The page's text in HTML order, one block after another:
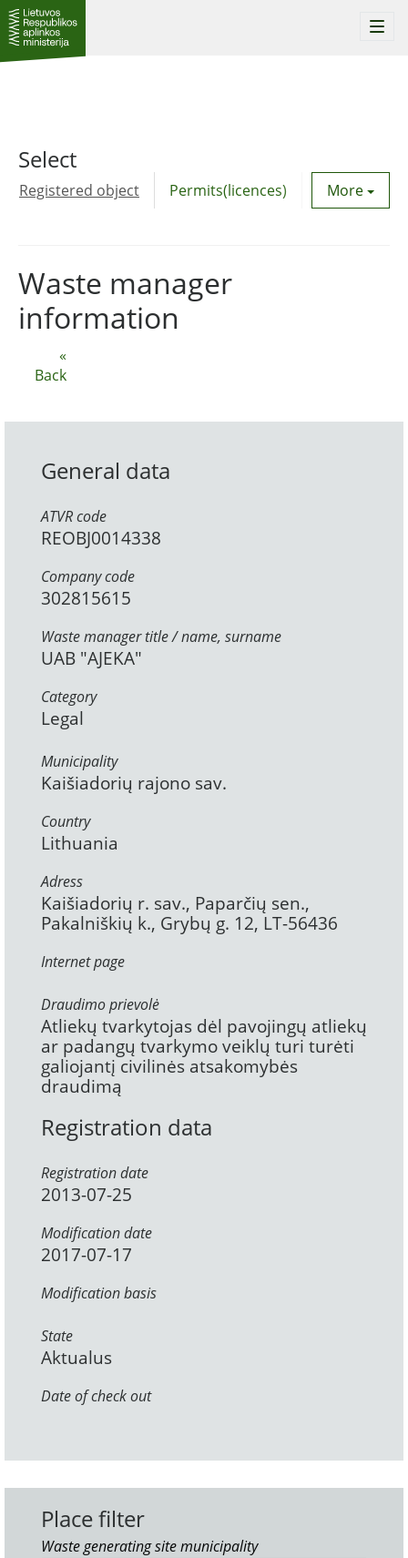
Select
Registered object Permits(licences) Utility
More
«
Back
Waste manager
information
General data
ATVR code
REOBJ0014338
Company code
302815615
Waste manager title / name, surname
UAB "AJEKA"
Category
Legal
Municipality
Kaišiadorių rajono sav.
Country
Lithuania
Adress
Kaišiadorių r. sav., Paparčių sen.,
Pakalniškių k., Grybų g. 12, LT-56436
Internet page
Draudimo prievolė
Atliekų tvarkytojas dėl pavojingų atliekų
ar padangų tvarkymo veiklų turi turėti
galiojantį civilinės atsakomybės
draudimą
Registration data
Registration date
2013-07-25
Modification date
2017-07-17
Modification basis
State
Aktualus
Date of check out
Place filter
Waste generating site municipality